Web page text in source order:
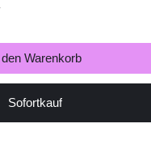
den Warenkorb
Sofortkauf